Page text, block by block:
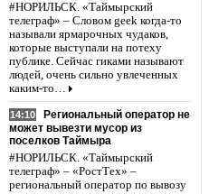
#НОРИЛЬСК. «Таймырский
телеграф» – Словом geek когда-то
называли ярмарочных чудаков,
которые выступали на потеху
публике. Сейчас гиками называют
людей, очень сильно увлеченных
каким-то…
14:10
Региональный оператор не
может вывезти мусор из
поселков Таймыра
#НОРИЛЬСК. «Таймырский
телеграф» – «РостТех» –
региональный оператор по вывозу